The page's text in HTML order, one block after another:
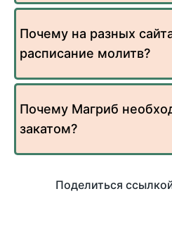
Почему на разных
расписание молитв?
Почему Магриб
закатом?
Поделиться